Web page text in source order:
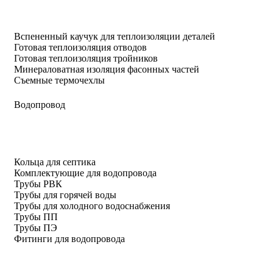
Вспененный каучук для теплоизоляции деталей
Готовая теплоизоляция отводов
Готовая теплоизоляция тройников
Минераловатная изоляция фасонных частей
Съемные термочехлы
Водопровод
Кольца для септика
Комплектующие для водопровода
Трубы РВК
Трубы для горячей воды
Трубы для холодного водоснабжения
Трубы ПП
Трубы ПЭ
Фитинги для водопровода